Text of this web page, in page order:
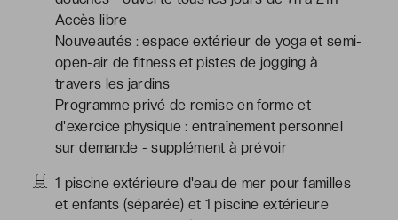
Accès libre
Nouveautés : espace extérieur de yoga et semi-
open-air de fitness et pistes de jogging à
travers les jardins
Programme privé de remise en forme et
d'exercice physique : entraînement personnel
sur demande - supplément à prévoir
1 piscine extérieure d'eau de mer pour familles
et enfants (séparée) et 1 piscine extérieure